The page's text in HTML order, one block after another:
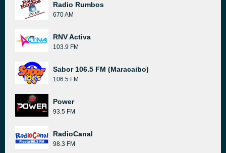
Radio Rumbos
670 AM
RNV Activa
103.9 FM
Sabor 106.5 FM (Maracaibo)
106.5 FM
Power
93.5 FM
RadioCanal
98.3 FM